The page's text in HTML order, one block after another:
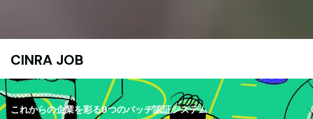
CINRA JOB
これからの企業を彩る9つのバッヂ認証システム